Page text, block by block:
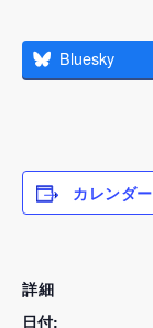
Bluesky
カレンダ
詳細
日付: